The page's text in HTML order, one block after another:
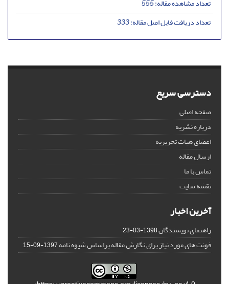
تعداد مشاهده مقاله:555
تعداد دریافت فایل اصل مقاله:333
دسترسی سریع
صفحه اصلی
درباره نشریه
اعضای هیات تحریریه
ارسال مقاله
تماس با ما
نقشه سایت
آخرین اخبار
راهنمای نویسندگان1398-03-23
فونت های مورد نیاز برای نگارش مقاله براساس شیوه نامه1397-09-15